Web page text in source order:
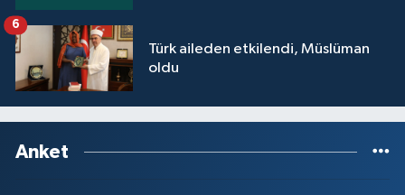
Türk aileden etkilendi, Müslüman
oldu
6
Anket